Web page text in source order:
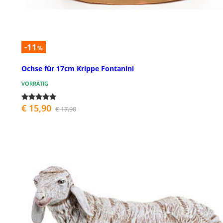
-11 %
Ochse für 17cm Krippe Fontanini
VORRÄTIG
€ 15,90 € 17,90